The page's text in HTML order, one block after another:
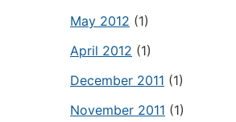
May 2012 (1)
April 2012 (1)
December 2011 (1)
November 2011 (1)